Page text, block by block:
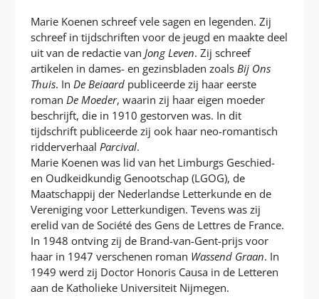
Marie Koenen schreef vele sagen en legenden. Zij
schreef in tijdschriften voor de jeugd en maakte deel
uit van de redactie vanJong Leven. Zij schreef
artikelen in dames- en gezinsbladen zoalsBij Ons
Thuis. InDe Beiaard publiceerde zij haar eerste
romanDe Moeder, waarin zij haar eigen moeder
beschrijft, die in 1910 gestorven was. In dit
tijdschrift publiceerde zij ook haar neo-romantisch
ridderverhaalParcival.
Marie Koenen was lid van het Limburgs Geschied-
en Oudkeidkundig Genootschap (LGOG), de
Maatschappij der Nederlandse Letterkunde en de
Vereniging voor Letterkundigen. Tevens was zij
erelid van de Société des Gens de Lettres de France.
In 1948 ontving zij de Brand-van-Gent-prijs voor
haar in 1947 verschenen roman Wassend Graan. In
1949 werd zij Doctor Honoris Causa in de Letteren
aan de Katholieke Universiteit Nijmegen.